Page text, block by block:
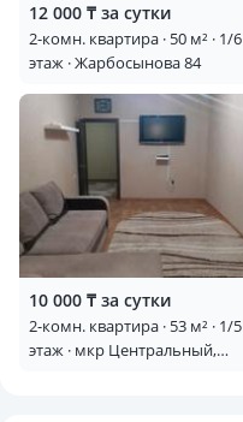
12 000 ₸ за сутки
2-комн. квартира · 50 м² · 1/6
этаж · Жарбосынова 84
10 000 ₸ за сутки
2-комн. квартира · 53 м² · 1/5
этаж · мкр Центральный,